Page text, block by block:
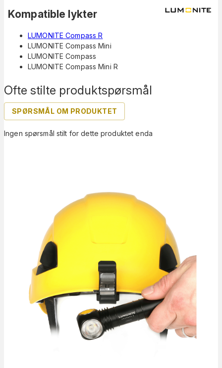
Ofte stilte produktspørsmål
SPØRSMÅL OM PRODUKTET
Ingen spørsmål stilt for dette produktet enda
Kompatible lykter
LUMONITE Compass R
LUMONITE Compass Mini
LUMONITE Compass
LUMONITE Compass Mini R